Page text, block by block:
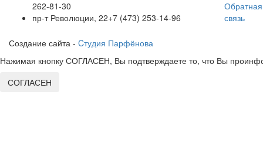
262-81-30
пр-т Революции, 22+7 (473) 253-14-96
Обратная
связь
Создание сайта - Cтудия Парфёнова
Нажимая кнопку СОГЛАСЕН, Вы подтверждаете то, что Вы
СОГЛАСЕН